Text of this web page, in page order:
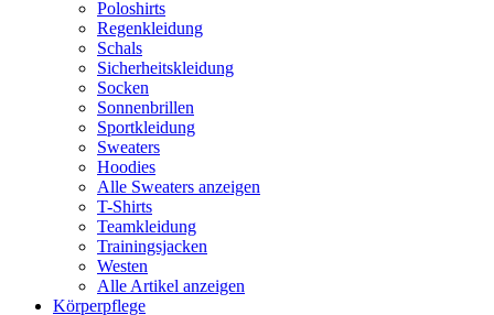
Poloshirts
Regenkleidung
Schals
Sicherheitskleidung
Socken
Sonnenbrillen
Sportkleidung
Sweaters
Hoodies
Alle Sweaters anzeigen
T-Shirts
Teamkleidung
Trainingsjacken
Westen
Alle Artikel anzeigen
Körperpflege